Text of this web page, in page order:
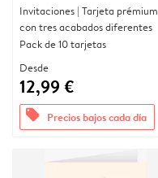
Invitaciones | Tarjeta prémium
con tres acabados diferentes
Pack de 10 tarjetas
Desde
12,99 €
offers Precios bajos cada día